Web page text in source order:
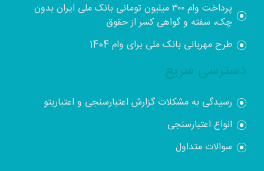
پرداخت وام ۳۰۰ میلیون تومانی بانک ملی ایران بدون
چک، سفته و گواهی کسر از حقوق
طرح مهربانی بانک ملی برای وام 1404
دسترسی سریع
رسیدگی به مشکلات گزارش اعتبارسنجی و اعتباریتو
انواع اعتبارسنجی
سوالات متداول